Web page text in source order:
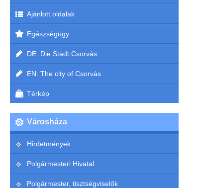
Ajánlott oldalak
Egészségügy
DE: Die Stadt Csorvás
EN: The city of Csorvás
Térkép
Városháza
Hirdetmények
Polgármesteri Hivatal
Polgármester, tisztségviselők